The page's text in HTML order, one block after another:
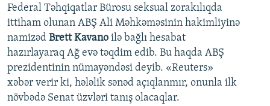
BIZIMLƏ ƏLAQƏ
XƏBƏR BÜLLETENLƏRIMIZ
Federal Təhqiqatlar Bürosu seksual zorakılıqda
ittiham olunan ABŞ Ali Məhkəməsinin hakimliyinə
namizəd Brett Kavano ilə bağlı hesabat
hazırlayaraq Ağ evə təqdim edib. Bu haqda ABŞ
prezidentinin nümayəndəsi deyib. «Reuters»
xəbər verir ki, hələlik sənəd açıqlanmır, onunla ilk
növbədə Senat üzvləri tanış olacaqlar.